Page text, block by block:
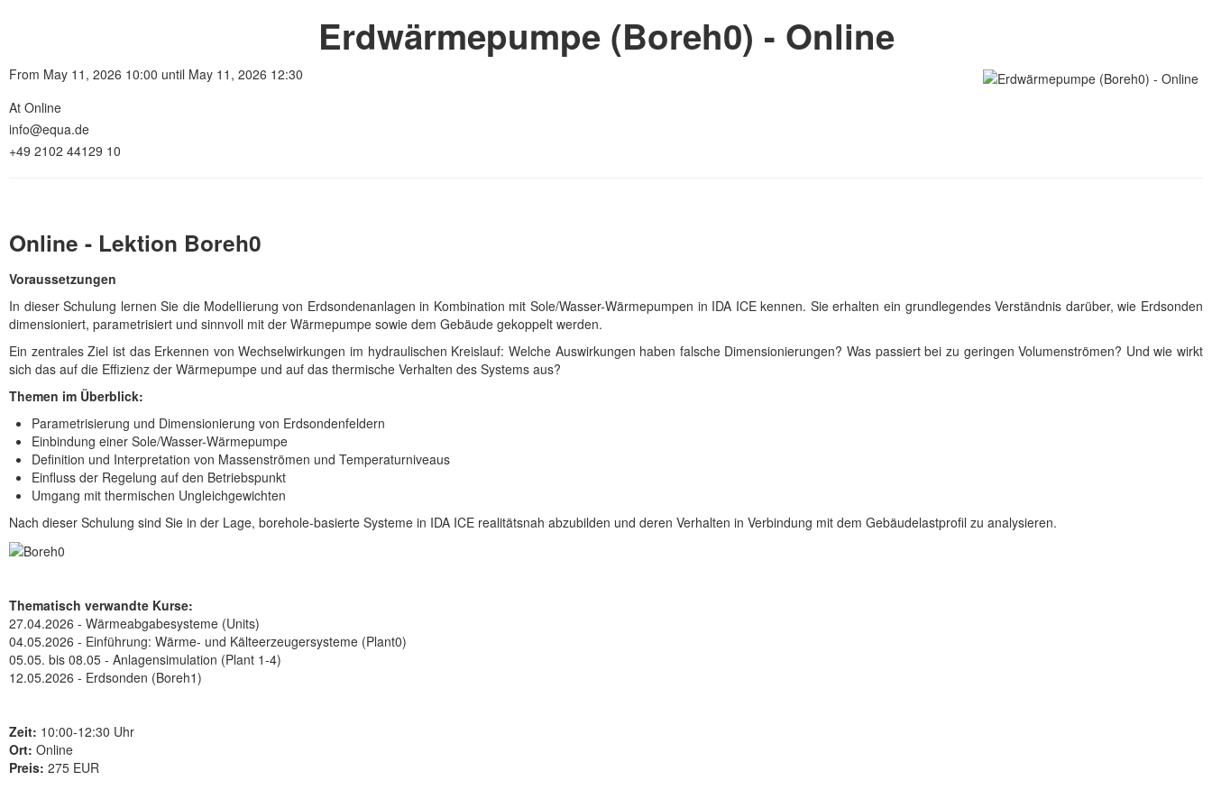
Erdwärmepumpe (Boreh0) - Online
From May 11, 2026 10:00 until May 11, 2026 12:30
At Online
info@equa.de
+49 2102 44129 10
Online - Lektion Boreh0
Voraussetzungen
In dieser Schulung lernen Sie die Modellierung von Erdsondenanlagen in Kombination mit Sole/Wasser-Wärmepumpen in IDA ICE kennen. Sie erhalten ein grundlegendes Verständnis darüber, wie Erdsonden
dimensioniert, parametrisiert und sinnvoll mit der Wärmepumpe sowie dem Gebäude gekoppelt werden.
Ein zentrales Ziel ist das Erkennen von Wechselwirkungen im hydraulischen Kreislauf: Welche Auswirkungen haben falsche Dimensionierungen? Was passiert bei zu geringen Volumenströmen? Und wie wirkt
sich das auf die Effizienz der Wärmepumpe und auf das thermische Verhalten des Systems aus?
Themen im Überblick:
Parametrisierung und Dimensionierung von Erdsondenfeldern
Einbindung einer Sole/Wasser-Wärmepumpe
Definition und Interpretation von Massenströmen und Temperaturniveaus
Einfluss der Regelung auf den Betriebspunkt
Umgang mit thermischen Ungleichgewichten
Nach dieser Schulung sind Sie in der Lage, borehole-basierte Systeme in IDA ICE realitätsnah abzubilden und deren Verhalten in Verbindung mit dem Gebäudelastprofil zu analysieren.
Thematisch verwandte Kurse:
27.04.2026 - Wärmeabgabesysteme (Units)
04.05.2026 - Einführung: Wärme- und Kälteerzeugersysteme (Plant0)
05.05. bis 08.05 - Anlagensimulation (Plant 1-4)
12.05.2026 - Erdsonden (Boreh1)
Zeit: 10:00-12:30 Uhr
Ort: Online
Preis: 275 EUR